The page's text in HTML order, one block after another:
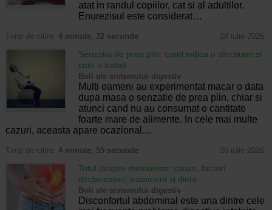
atat in randul copiilor, cat si al adultilor.
Enurezisul este considerat…
Timp de citire: 4 minute, 32 secunde 28 iulie 2026
Senzatia de prea plin: cand indica o afectiune si
cum o tratati
Boli ale sistemului digestiv
Multi oameni au experimentat macar o data
dupa masa o senzatie de prea plin, chiar si
atunci cand nu au consumat o cantitate
foarte mare de alimente. In cele mai multe
cazuri, aceasta apare ocazional…
Timp de citire: 4 minute, 55 secunde 26 iulie 2026
Totul despre meteorism: cauze, factori
declansatori, tratament si dieta
Boli ale sistemului digestiv
Disconfortul abdominal este una dintre cele